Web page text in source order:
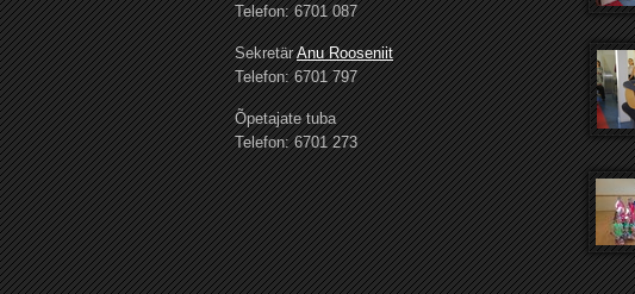
Telefon: 6701 087
SekretärAnu Rooseniit
Telefon: 6701 797
Õpetajate tuba
Telefon: 6701 273